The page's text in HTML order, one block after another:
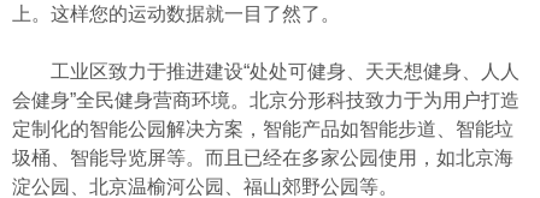
上。这样您的运动数据就一目了然了。
工业区致力于推进建设“处处可健身、天天想健身、人人
会健身”全民健身营商环境。北京分形科技致力于为用户打造
定制化的智能公园解决方案，智能产品如智能步道、智能垃
圾桶、智能导览屏等。而且已经在多家公园使用，如北京海
淀公园、北京温榆河公园、福山郊野公园等。